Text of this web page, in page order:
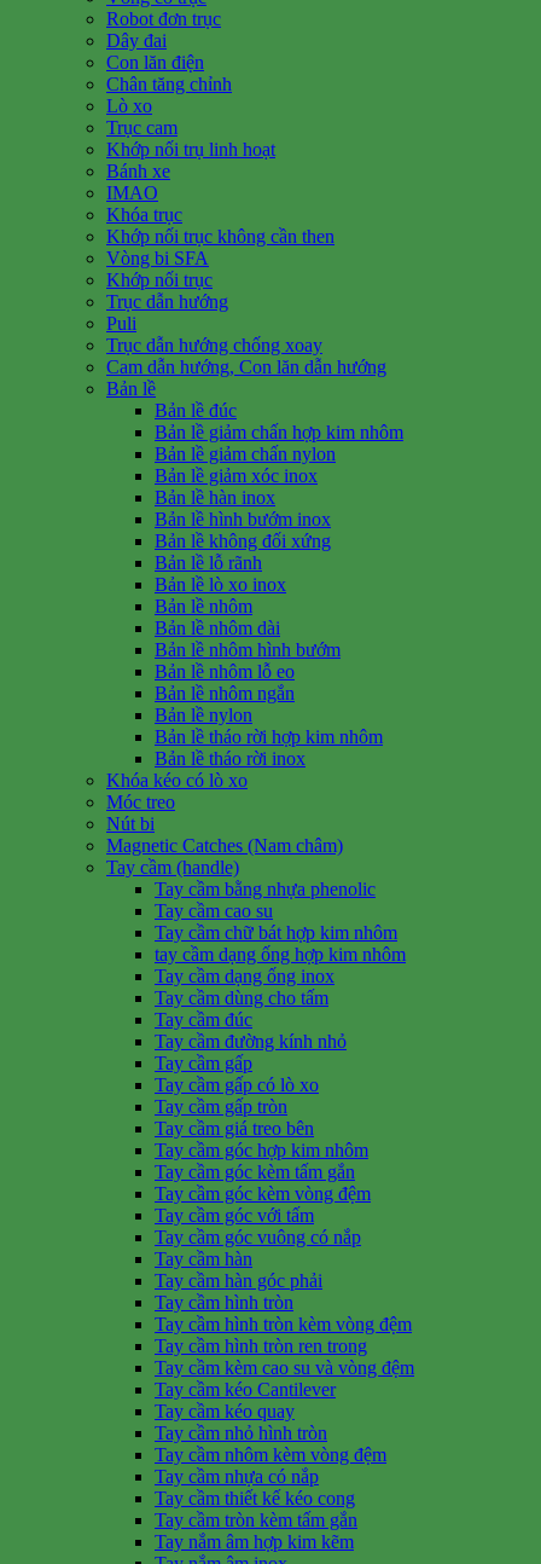
Robot đơn trục
Dây đai
Con lăn điện
Chân tăng chỉnh
Lò xo
Trục cam
Khớp nối trụ linh hoạt
Bánh xe
IMAO
Khóa trục
Khớp nối trục không cần then
Vòng bi SFA
Khớp nối trục
Trục dẫn hướng
Puli
Trục dẫn hướng chống xoay
Cam dẫn hướng, Con lăn dẫn hướng
Bản lề
Bản lề đúc
Bản lề giảm chấn hợp kim nhôm
Bản lề giảm chấn nylon
Bản lề giảm xóc inox
Bản lề hàn inox
Bản lề hình bướm inox
Bản lề không đối xứng
Bản lề lỗ rãnh
Bản lề lò xo inox
Bản lề nhôm
Bản lề nhôm dài
Bản lề nhôm hình bướm
Bản lề nhôm lỗ eo
Bản lề nhôm ngắn
Bản lề nylon
Bản lề tháo rời hợp kim nhôm
Bản lề tháo rời inox
Khóa kéo có lò xo
Móc treo
Nút bi
Magnetic Catches (Nam châm)
Tay cầm (handle)
Tay cầm bằng nhựa phenolic
Tay cầm cao su
Tay cầm chữ bát hợp kim nhôm
tay cầm dạng ống hợp kim nhôm
Tay cầm dạng ống inox
Tay cầm dùng cho tấm
Tay cầm đúc
Tay cầm đường kính nhỏ
Tay cầm gấp
Tay cầm gấp có lò xo
Tay cầm gấp tròn
Tay cầm giá treo bên
Tay cầm góc hợp kim nhôm
Tay cầm góc kèm tấm gắn
Tay cầm góc kèm vòng đệm
Tay cầm góc với tấm
Tay cầm góc vuông có nắp
Tay cầm hàn
Tay cầm hàn góc phải
Tay cầm hình tròn
Tay cầm hình tròn kèm vòng đệm
Tay cầm hình tròn ren trong
Tay cầm kèm cao su và vòng đệm
Tay cầm kéo Cantilever
Tay cầm kéo quay
Tay cầm nhỏ hình tròn
Tay cầm nhôm kèm vòng đệm
Tay cầm nhựa có nắp
Tay cầm thiết kế kéo cong
Tay cầm tròn kèm tấm gắn
Tay nắm âm hợp kim kẽm